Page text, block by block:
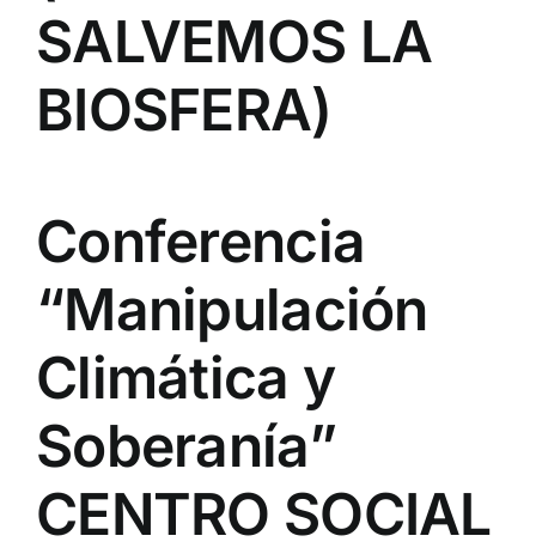
SALVEMOS LA
BIOSFERA)
Conferencia
“Manipulación
Climática y
Soberanía”
CENTRO SOCIAL